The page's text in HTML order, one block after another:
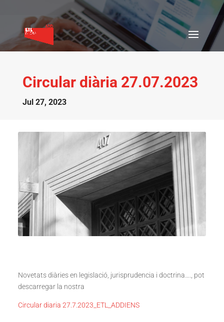
Circular diària 27.07.2023
Jul 27, 2023
Novetats diàries en legislació, jurisprudencia i doctrina…., pot
descarregar la nostra
Circular diaria 27.7.2023_ETL_ADDIENS